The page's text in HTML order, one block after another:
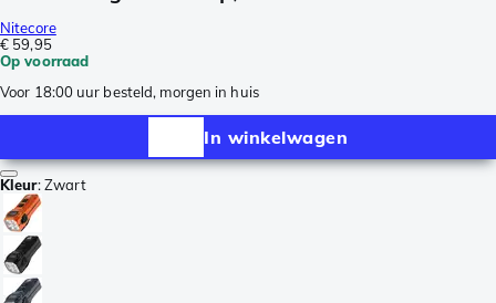
Nitecore
€ 59,95
Op voorraad
Voor 18:00 uur besteld, morgen in huis
In winkelwagen
Kleur:Zwart